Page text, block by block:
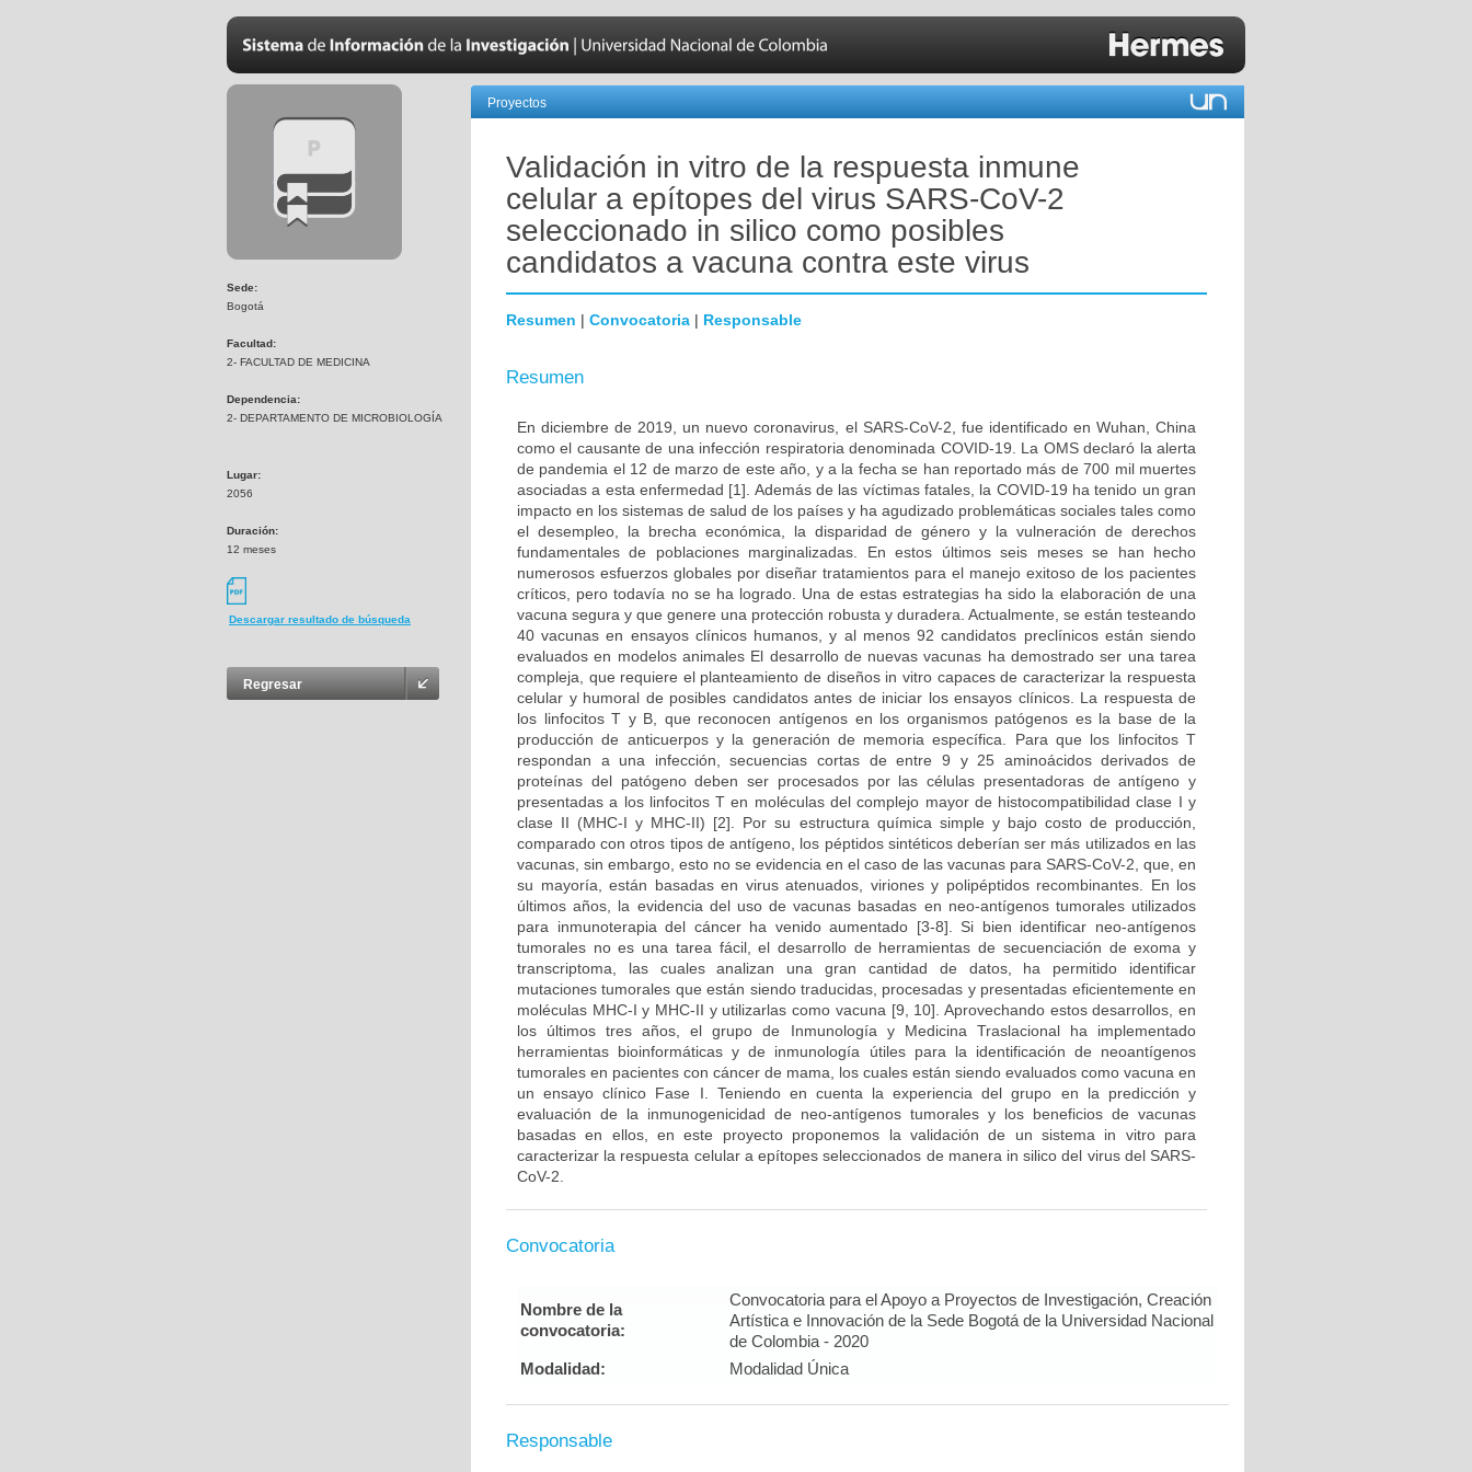
Sede:
Bogotá
Facultad:
2- FACULTAD DE MEDICINA
Dependencia:
2- DEPARTAMENTO DE MICROBIOLOGÍA
Lugar:
2056
Duración:
12 meses
Descargar resultado de búsqueda
Regresar
Proyectos
Validación in vitro de la respuesta inmune
celular a epítopes del virus SARS-CoV-2
seleccionado in silico como posibles
candidatos a vacuna contra este virus
Resumen | Convocatoria | Responsable
Resumen
En diciembre de 2019, un nuevo coronavirus, el SARS-CoV-2, fue identificado en Wuhan, China
como el causante de una infección respiratoria denominada COVID-19. La OMS declaró la alerta
de pandemia el 12 de marzo de este año, y a la fecha se han reportado más de 700 mil muertes
asociadas a esta enfermedad [1]. Además de las víctimas fatales, la COVID-19 ha tenido un gran
impacto en los sistemas de salud de los países y ha agudizado problemáticas sociales tales como
el desempleo, la brecha económica, la disparidad de género y la vulneración de derechos
fundamentales de poblaciones marginalizadas. En estos últimos seis meses se han hecho
numerosos esfuerzos globales por diseñar tratamientos para el manejo exitoso de los pacientes
críticos, pero todavía no se ha logrado. Una de estas estrategias ha sido la elaboración de una
vacuna segura y que genere una protección robusta y duradera. Actualmente, se están testeando
40 vacunas en ensayos clínicos humanos, y al menos 92 candidatos preclínicos están siendo
evaluados en modelos animales El desarrollo de nuevas vacunas ha demostrado ser una tarea
compleja, que requiere el planteamiento de diseños in vitro capaces de caracterizar la respuesta
celular y humoral de posibles candidatos antes de iniciar los ensayos clínicos. La respuesta de
los linfocitos T y B, que reconocen antígenos en los organismos patógenos es la base de la
producción de anticuerpos y la generación de memoria específica. Para que los linfocitos T
respondan a una infección, secuencias cortas de entre 9 y 25 aminoácidos derivados de
proteínas del patógeno deben ser procesados por las células presentadoras de antígeno y
presentadas a los linfocitos T en moléculas del complejo mayor de histocompatibilidad clase I y
clase II (MHC-I y MHC-II) [2]. Por su estructura química simple y bajo costo de producción,
comparado con otros tipos de antígeno, los péptidos sintéticos deberían ser más utilizados en las
vacunas, sin embargo, esto no se evidencia en el caso de las vacunas para SARS-CoV-2, que, en
su mayoría, están basadas en virus atenuados, viriones y polipéptidos recombinantes. En los
últimos años, la evidencia del uso de vacunas basadas en neo-antígenos tumorales utilizados
para inmunoterapia del cáncer ha venido aumentado [3-8]. Si bien identificar neo-antígenos
tumorales no es una tarea fácil, el desarrollo de herramientas de secuenciación de exoma y
transcriptoma, las cuales analizan una gran cantidad de datos, ha permitido identificar
mutaciones tumorales que están siendo traducidas, procesadas y presentadas eficientemente en
moléculas MHC-I y MHC-II y utilizarlas como vacuna [9, 10]. Aprovechando estos desarrollos, en
los últimos tres años, el grupo de Inmunología y Medicina Traslacional ha implementado
herramientas bioinformáticas y de inmunología útiles para la identificación de neoantígenos
tumorales en pacientes con cáncer de mama, los cuales están siendo evaluados como vacuna en
un ensayo clínico Fase I. Teniendo en cuenta la experiencia del grupo en la predicción y
evaluación de la inmunogenicidad de neo-antígenos tumorales y los beneficios de vacunas
basadas en ellos, en este proyecto proponemos la validación de un sistema in vitro para
caracterizar la respuesta celular a epítopes seleccionados de manera in silico del virus del SARS-
CoV-2.
Convocatoria
Nombre de la
convocatoria:
Convocatoria para el Apoyo a Proyectos de Investigación, Creación
Artística e Innovación de la Sede Bogotá de la Universidad Nacional
de Colombia - 2020
Modalidad:
Modalidad Única
Responsable